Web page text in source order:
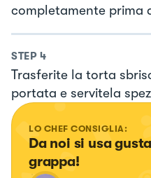
completamente prima
STEP 4
Trasferite la torta
portata e servitela
LO CHEF CONSIGLIA:
Da noi si usa
grappa!